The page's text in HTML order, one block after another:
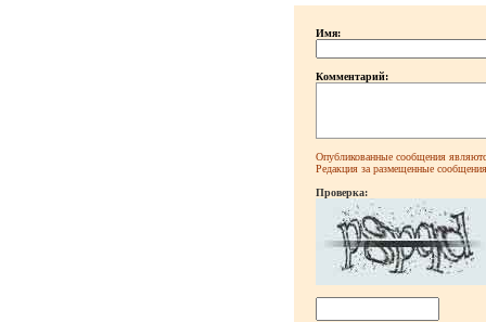
Имя:
Комментарий:
Опубликованные сообщения
Редакция за размещенные сообщения
Проверка: